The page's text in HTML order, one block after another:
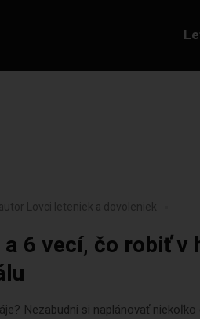
autor Lovci leteniek a dovoleniek
6 vecí, čo robiť v
Nezabudni si naplánovať